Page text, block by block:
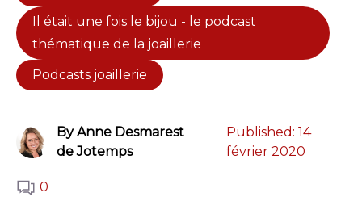
Il était une fois le bijou - le podcast
thématique de la joaillerie
Podcasts joaillerie
By Anne Desmarest
de Jotemps
Published: 14
février 2020
0